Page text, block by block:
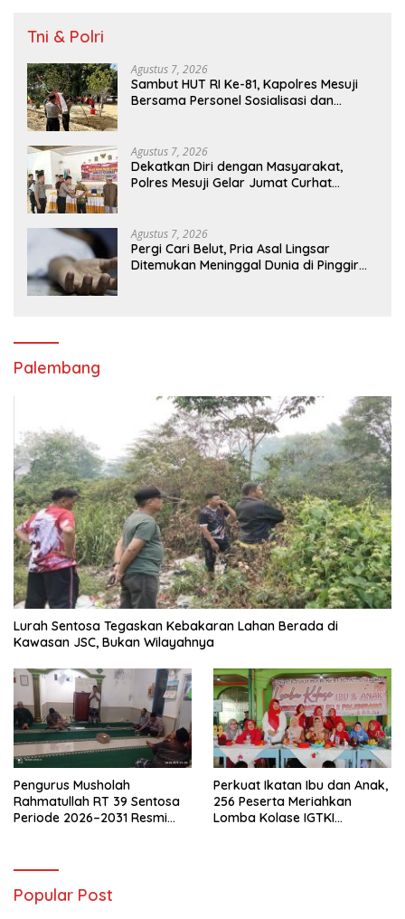
Tni & Polri
Agustus 7, 2026
Sambut HUT RI Ke-81, Kapolres Mesuji
Bersama Personel Sosialisasi dan
Agustus 7, 2026
Dekatkan Diri dengan Masyarakat,
Polres Mesuji Gelar Jumat Curhat
Agustus 7, 2026
Pergi Cari Belut, Pria Asal Lingsar
Ditemukan Meninggal Dunia di Pinggir
Palembang
Lurah Sentosa Tegaskan Kebakaran Lahan Berada di
Kawasan JSC, Bukan Wilayahnya
Pengurus Musholah
Rahmatullah RT 39 Sentosa
Periode 2026–2031 Resmi
Perkuat Ikatan Ibu dan Anak,
256 Peserta Meriahkan
Lomba Kolase IGTKI
Popular Post